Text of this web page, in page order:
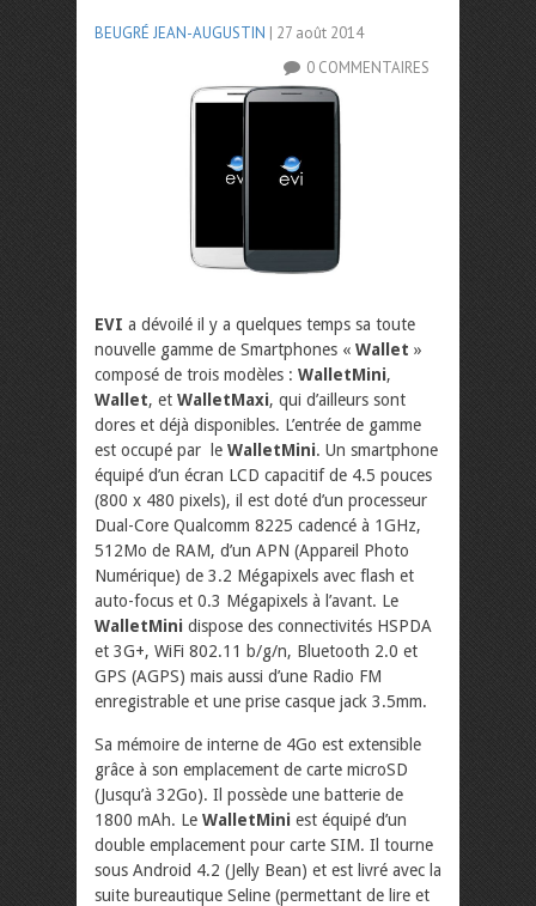
BEUGRÉ JEAN-AUGUSTIN | 27 août 2014
0 COMMENTAIRES
EVI a dévoilé il y a quelques temps sa toute
nouvelle gamme de Smartphones « Wallet »
composé de trois modèles : WalletMini,
Wallet, et WalletMaxi, qui d’ailleurs sont
dores et déjà disponibles. L’entrée de gamme
est occupé par le WalletMini. Un smartphone
équipé d’un écran LCD capacitif de 4.5 pouces
(800 x 480 pixels), il est doté d’un processeur
Dual-Core Qualcomm 8225 cadencé à 1GHz,
512Mo de RAM, d’un APN (Appareil Photo
Numérique) de 3.2 Mégapixels avec flash et
auto-focus et 0.3 Mégapixels à l’avant. Le
WalletMini dispose des connectivités HSPDA
et 3G+, WiFi 802.11 b/g/n, Bluetooth 2.0 et
GPS (AGPS) mais aussi d’une Radio FM
enregistrable et une prise casque jack 3.5mm.
Sa mémoire de interne de 4Go est extensible
grâce à son emplacement de carte microSD
(Jusqu’à 32Go). Il possède une batterie de
1800 mAh. Le WalletMini est équipé d’un
double emplacement pour carte SIM. Il tourne
sous Android 4.2 (Jelly Bean) et est livré avec la
suite bureautique Seline (permettant de lire et